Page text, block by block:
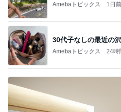
Amebaトピックス 1日前
30代子なしの最近の
Amebaトピックス 24時